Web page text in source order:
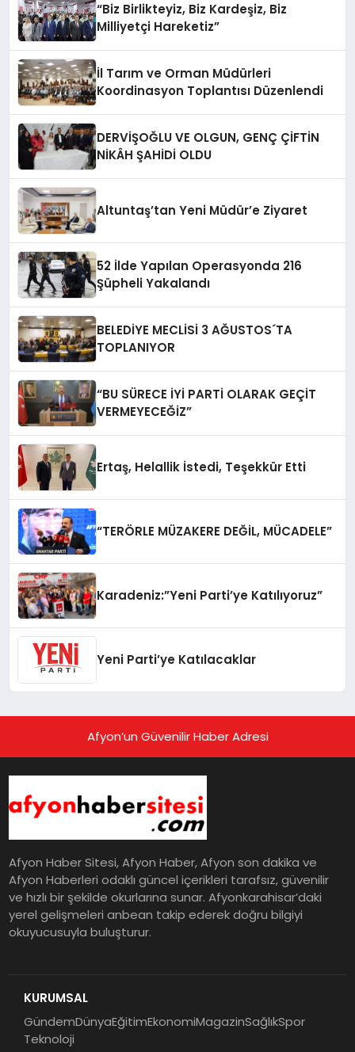
“Biz Birlikteyiz, Biz Kardeşiz, Biz
Milliyetçi Hareketiz”
İl Tarım ve Orman Müdürleri
Koordinasyon Toplantısı Düzenlendi
DERVİŞOĞLU VE OLGUN, GENÇ ÇİFTİN
NİKÂH ŞAHİDİ OLDU
Altuntaş’tan Yeni Müdür’e Ziyaret
52 İlde Yapılan Operasyonda 216
Şüpheli Yakalandı
BELEDİYE MECLİSİ 3 AĞUSTOS´TA
TOPLANIYOR
“BU SÜRECE İYİ PARTİ OLARAK GEÇİT
VERMEYECEĞİZ”
Ertaş, Helallik İstedi, Teşekkür Etti
“TERÖRLE MÜZAKERE DEĞİL, MÜCADELE”
Karadeniz:”Yeni Parti’ye Katılıyoruz”
Yeni Parti’ye Katılacaklar
Afyon’un Güvenilir Haber Adresi
Afyon Haber Sitesi, Afyon Haber, Afyon son dakika ve
Afyon Haberleri odaklı güncel içerikleri tarafsız, güvenilir
ve hızlı bir şekilde okurlarına sunar. Afyonkarahisar’daki
yerel gelişmeleri anbean takip ederek doğru bilgiyi
okuyucusuyla buluşturur.
KURUMSAL
GündemDünyaEğitimEkonomiMagazinSağlıkSpor
Teknoloji